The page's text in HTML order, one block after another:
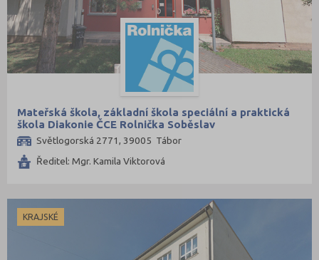
Mateřská škola, základní škola speciální a praktická
škola Diakonie ČCE Rolnička Soběslav
Světlogorská 2771, 39005 Tábor
Ředitel: Mgr. Kamila Viktorová
KRAJSKÉ